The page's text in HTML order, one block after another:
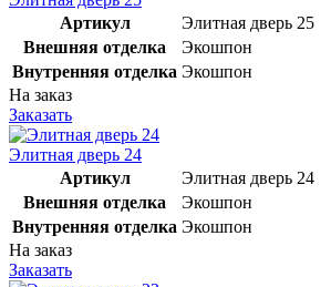
Артикул
Элитная дверь 25
Внешняя отделка
Экошпон
Внутренняя отделка Экошпон
На заказ
Заказать
Элитная дверь 24
Артикул
Элитная дверь 24
Внешняя отделка
Экошпон
Внутренняя отделка Экошпон
На заказ
Заказать